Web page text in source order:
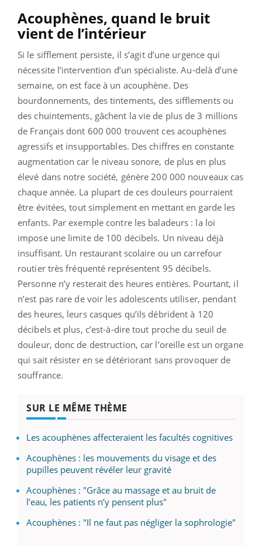
Acouphènes, quand le bruit
vient de l’intérieur
Si le sifflement persiste, il s’agit d’une urgence qui
nécessite l’intervention d’un spécialiste. Au-delà d’une
semaine, on est face à un acouphène. Des
bourdonnements, des tintements, des sifflements ou
des chuintements, gâchent la vie de plus de 3 millions
de Français dont 600 000 trouvent ces acouphènes
agressifs et insupportables. Des chiffres en constante
augmentation car le niveau sonore, de plus en plus
élevé dans notre société, génère 200 000 nouveaux cas
chaque année. La plupart de ces douleurs pourraient
être évitées, tout simplement en mettant en garde les
enfants. Par exemple contre les baladeurs : la loi
impose une limite de 100 décibels. Un niveau déjà
insuffisant. Un restaurant scolaire ou un carrefour
routier très fréquenté représentent 95 décibels.
Personne n’y resterait des heures entières. Pourtant, il
n’est pas rare de voir les adolescents utiliser, pendant
des heures, leurs casques qu’ils débrident à 120
décibels et plus, c’est-à-dire tout proche du seuil de
douleur, donc de destruction, car l’oreille est un organe
qui sait résister en se détériorant sans provoquer de
souffrance.
SUR LE MÊME THÈME
Les acouphènes affecteraient les facultés cognitives
Acouphènes : les mouvements du visage et des
pupilles peuvent révéler leur gravité
Acouphènes : "Grâce au massage et au bruit de
l’eau, les patients n’y pensent plus"
Acouphènes : "Il ne faut pas négliger la sophrologie"